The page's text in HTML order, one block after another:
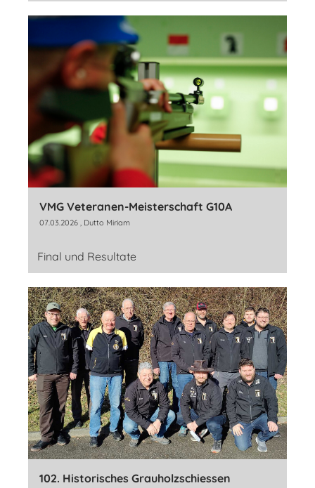
VMG Veteranen-Meisterschaft G10A
07.03.2026 , Dutto Miriam
Final und Resultate
102. Historisches Grauholzschiessen